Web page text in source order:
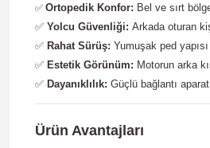
✅ Ortopedik Konfor: Bel ve sırt
✅ Yolcu Güvenliği: Arkada oturan
✅ Rahat Sürüş: Yumuşak ped
✅ Estetik Görünüm: Motorun arka
✅ Dayanıklılık: Güçlü bağlantı
Ürün Avantajları